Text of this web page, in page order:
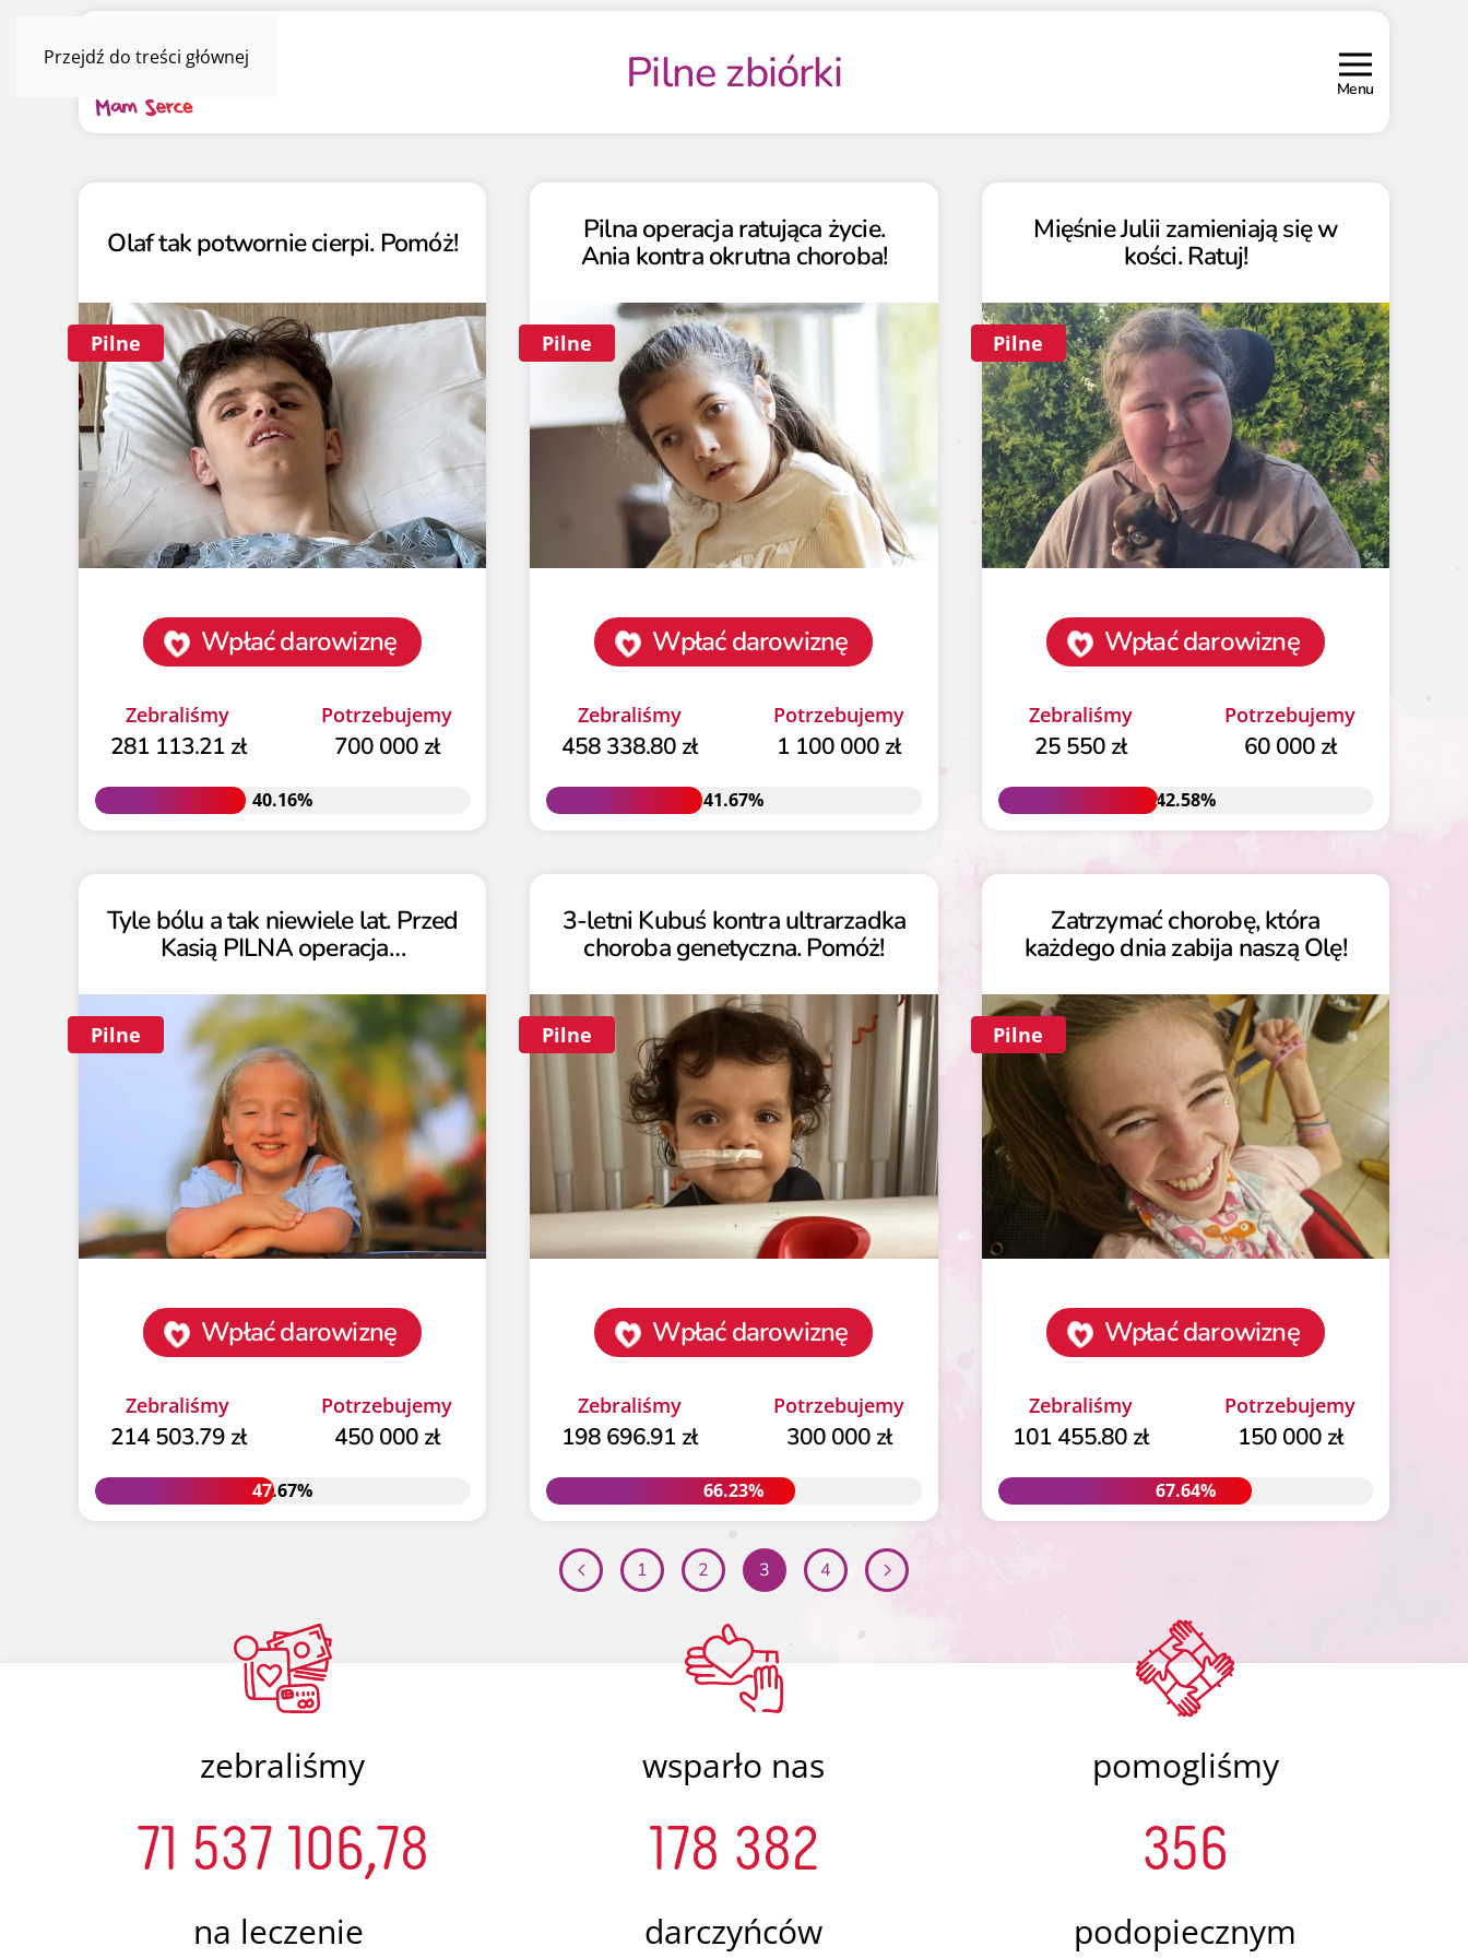
Przejdź do treści głównej Pilne zbiórki Menu
Olaf tak potwornie cierpi. Pomóż!
Pilne
Wpłać darowiznę
Zebraliśmy
281 113.21 zł
Potrzebujemy
700 000 zł
40.16%
40.16%
Pilna operacja ratująca życie.
Ania kontra okrutna choroba!
Pilne
Wpłać darowiznę
Zebraliśmy
458 338.80 zł
Potrzebujemy
1 100 000 zł
41.67%
41.67%
Mięśnie Julii zamieniają się w
kości. Ratuj!
Pilne
Wpłać darowiznę
Zebraliśmy
25 550 zł
Potrzebujemy
60 000 zł
42.58%
42.58%
Tyle bólu a tak niewiele lat. Przed
Kasią PILNA operacja…
Pilne
Wpłać darowiznę
Zebraliśmy
214 503.79 zł
Potrzebujemy
450 000 zł
47.67%
47.67%
3-letni Kubuś kontra ultrarzadka
choroba genetyczna. Pomóż!
Pilne
Wpłać darowiznę
Zebraliśmy
198 696.91 zł
Potrzebujemy
300 000 zł
66.23%
66.23%
Zatrzymać chorobę, która
każdego dnia zabija naszą Olę!
Pilne
Wpłać darowiznę
Zebraliśmy
101 455.80 zł
Potrzebujemy
150 000 zł
67.64%
67.64%
1 2 3 4
zebraliśmy
71 537 106,78
na leczenie
wsparło nas
178 382
darczyńców
pomogliśmy
356
podopiecznym